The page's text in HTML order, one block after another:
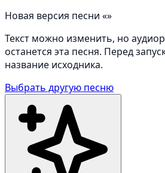
Новая версия песни «»
Текст можно изменить, но
останется эта песня. Перед
название исходника.
Выбрать другую песню